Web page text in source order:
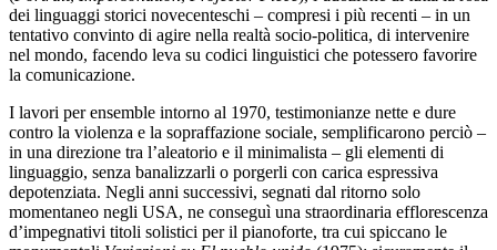
dei linguaggi storici novecenteschi – compresi i più recenti – in un
tentativo convinto di agire nella realtà socio-politica, di intervenire
nel mondo, facendo leva su codici linguistici che potessero favorire
la comunicazione.
I lavori per ensemble intorno al 1970, testimonianze nette e dure
contro la violenza e la sopraffazione sociale, semplificarono perciò –
in una direzione tra l’aleatorio e il minimalista – gli elementi di
linguaggio, senza banalizzarli o porgerli con carica espressiva
depotenziata. Negli anni successivi, segnati dal ritorno solo
momentaneo negli USA, ne conseguì una straordinaria efflorescenza
d’impegnativi titoli solistici per il pianoforte, tra cui spiccano le